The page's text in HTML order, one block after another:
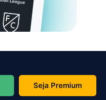
Seja Premium